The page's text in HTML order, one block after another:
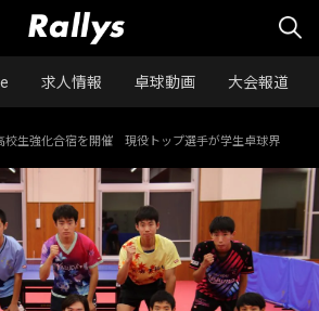
求人情報 卓球動画 大会報道
校生強化合宿を開催 現役トップ選手が学生卓球界